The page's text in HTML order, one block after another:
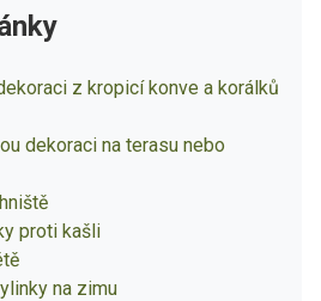
z kropicí konve a korálků
dekoraci na terasu nebo
proti kašli
na zimu